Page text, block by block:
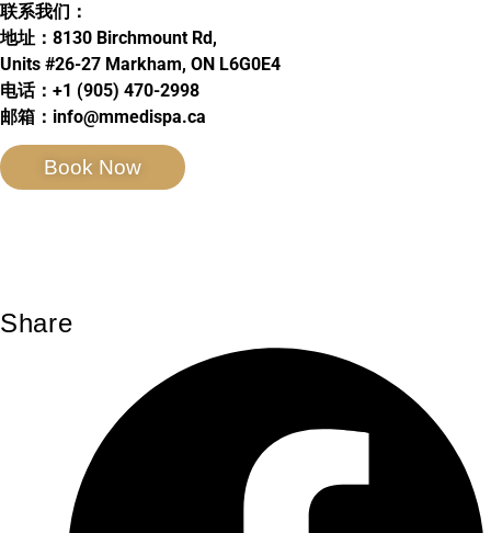
联系我们：
地址：8130 Birchmount Rd,
Units #26-27 Markham, ON L6G0E4
电话：+1 (905) 470-2998
邮箱：info@mmedispa.ca
Book Now
Share